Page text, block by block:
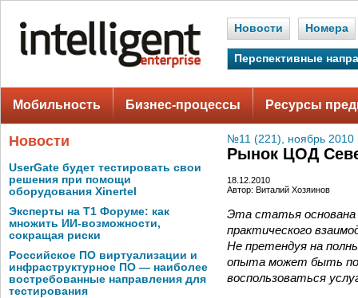
Новости Номера
Перспективные
Мобильность Бизнес-процессы Ресурсы
Новости
UserGate будет тестировать свои
решения при помощи
оборудования Xinertel
Эксперты на Т1 Форуме: как
множить ИИ-возможности,
сокращая риски
Российское ПО виртуализации и
инфраструктурное ПО — наиболее
востребованные направления для
тестирования
№11 (221), ноябрь 2010
Рынок ЦОД
18.12.2010
Автор: Виталий Хозяинов
Эта статья основана
практического
Не претендуя на
опыта может быть
воспользоваться